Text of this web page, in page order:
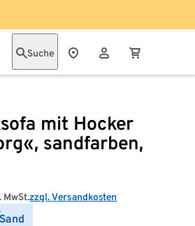
Suche
mit Hocker
sandfarben,
MwSt.zzgl. Versandkosten
Sand